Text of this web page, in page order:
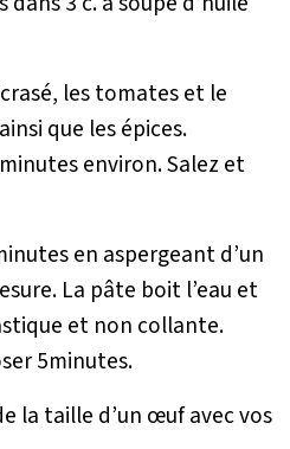
les tomates et le
que les épices.
environ. Salez et
en aspergeant d’un
La pâte boit l’eau et
et non collante.
5minutes.
la taille d’un œuf avec vos